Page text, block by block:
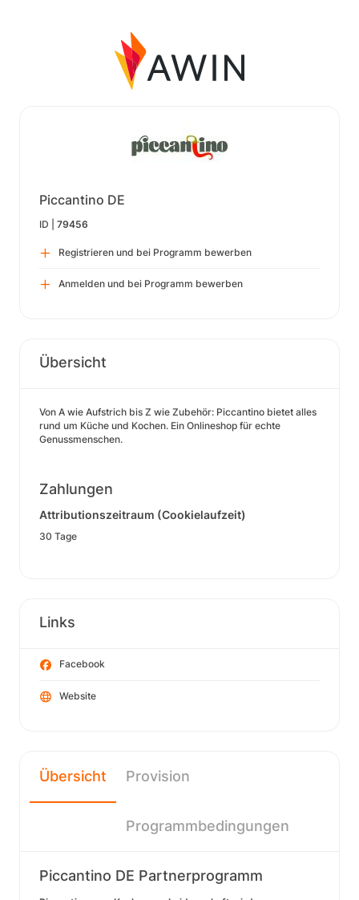
Piccantino DE
ID | 79456
Registrieren und bei Programm bewerben
Anmelden und bei Programm bewerben
Übersicht
Von A wie Aufstrich bis Z wie Zubehör: Piccantino bietet alles
rund um Küche und Kochen. Ein Onlineshop für echte
Genussmenschen.
Zahlungen
Attributionszeitraum (Cookielaufzeit)
30 Tage
Links
Facebook
Website
Übersicht Provision
Programmbedingungen
Piccantino DE Partnerprogramm